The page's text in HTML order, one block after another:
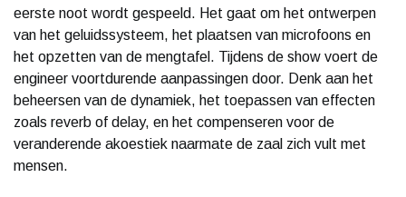
eerste noot wordt gespeeld. Het gaat om het ontwerpen
van het geluidssysteem, het plaatsen van microfoons en
het opzetten van de mengtafel. Tijdens de show voert de
engineer voortdurende aanpassingen door. Denk aan het
beheersen van de dynamiek, het toepassen van effecten
zoals reverb of delay, en het compenseren voor de
veranderende akoestiek naarmate de zaal zich vult met
mensen.